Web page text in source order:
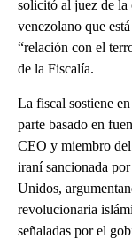
solicitó al juez de
venezolano que
“relación con el
de la Fiscalía.
La fiscal sostiene
parte basado en
CEO y miembro
iraní sancionada
Unidos,
revolucionaria
señaladas por el